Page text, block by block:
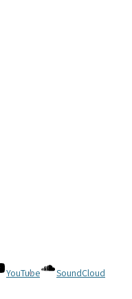
YouTube SoundCloud